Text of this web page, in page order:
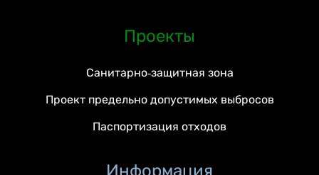
Проекты
Санитарно-защитная зона
Проект предельно допустимых выбросов
Паспортизация отходов
Информация